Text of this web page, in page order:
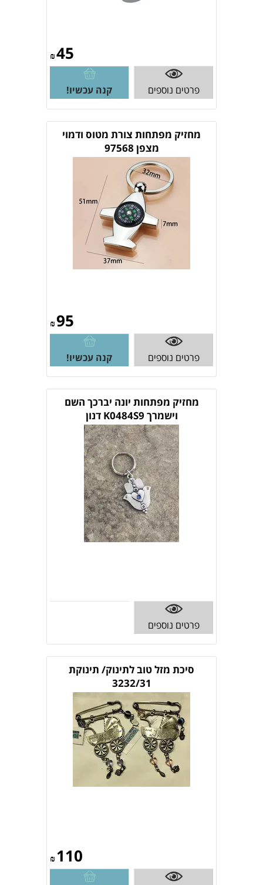
₪45
פרטים נוספים קנה עכשיו!
מחזיק מפתחות צורת מטוס ודמוי
מצפן 97568
₪95
פרטים נוספים קנה עכשיו!
מחזיק מפתחות יונה יברכך השם
וישמרך K0484S9 דנון
פרטים נוספים
סיכת מזל טוב לתינוק/ תינוקת
3232/31
₪110